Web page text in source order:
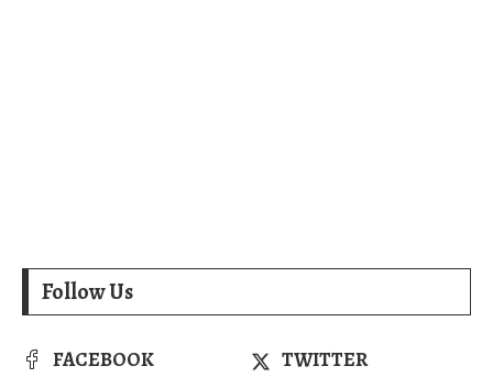
Follow Us
FACEBOOK
TWITTER